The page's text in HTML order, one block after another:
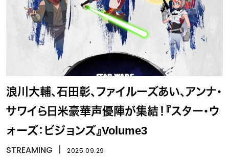
浪川大輔、石田彰、ファイルーズあい、アンナ・
サワイら日米豪華声優陣が集結！『スター・ウ
ォーズ：ビジョンズ』Volume3
STREAMING 2025.09.29